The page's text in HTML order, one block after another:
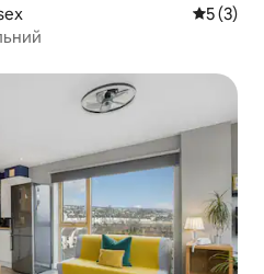
Середня
5 (3)